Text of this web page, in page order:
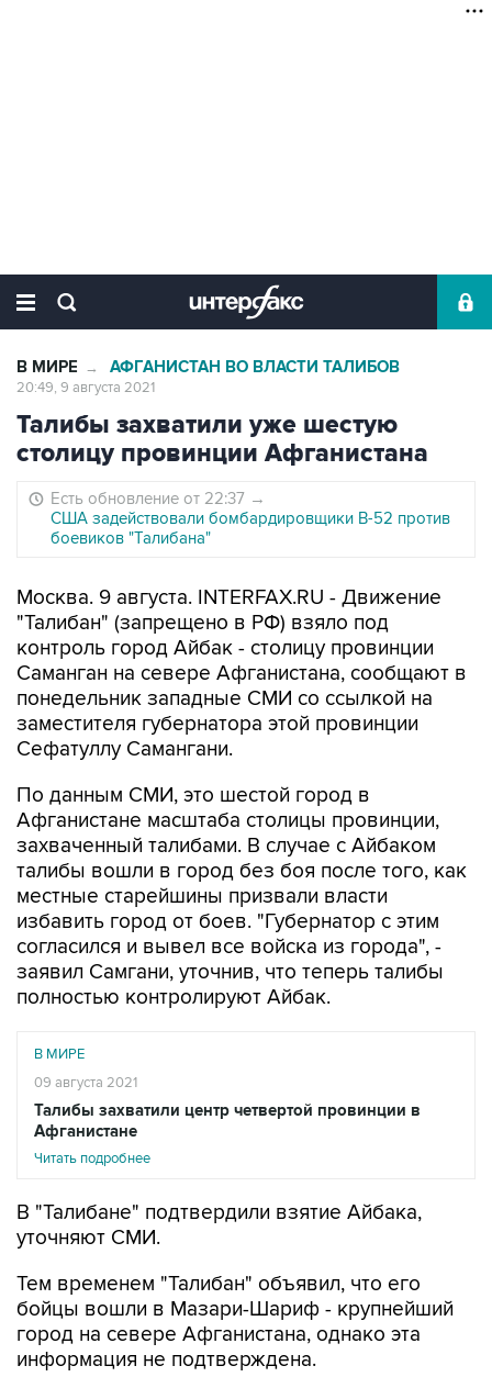
В МИРЕ → АФГАНИСТАН ВО ВЛАСТИ ТАЛИБОВ
20:49, 9 августа 2021
Талибы захватили уже шестую
столицу провинции Афганистана
Есть обновление от 22:37 →
США задействовали бомбардировщики B-52 против
боевиков "Талибана"
Москва. 9 августа. INTERFAX.RU - Движение
"Талибан" (запрещено в РФ) взяло под
контроль город Айбак - столицу провинции
Саманган на севере Афганистана, сообщают в
понедельник западные СМИ со ссылкой на
заместителя губернатора этой провинции
Сефатуллу Самангани.
По данным СМИ, это шестой город в
Афганистане масштаба столицы провинции,
захваченный талибами. В случае с Айбаком
талибы вошли в город без боя после того, как
местные старейшины призвали власти
избавить город от боев. "Губернатор с этим
согласился и вывел все войска из города", -
заявил Самгани, уточнив, что теперь талибы
полностью контролируют Айбак.
В МИРЕ
09 августа 2021
Талибы захватили центр четвертой провинции в
Афганистане
Читать подробнее
В "Талибане" подтвердили взятие Айбака,
уточняют СМИ.
Тем временем "Талибан" объявил, что его
бойцы вошли в Мазари-Шариф - крупнейший
город на севере Афганистана, однако эта
информация не подтверждена.